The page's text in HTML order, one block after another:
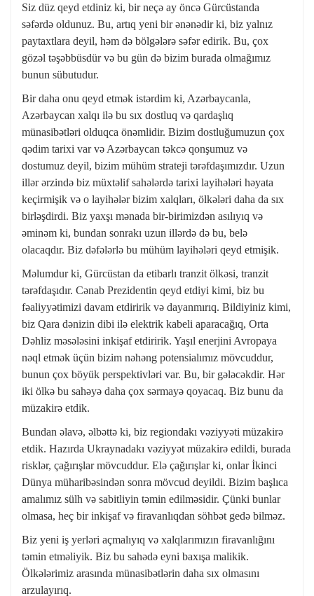
Siz düz qeyd etdiniz ki, bir neçə ay öncə Gürcüstanda
səfərdə oldunuz. Bu, artıq yeni bir ənənədir ki, biz yalnız
paytaxtlara deyil, həm də bölgələrə səfər edirik. Bu, çox
gözəl təşəbbüsdür və bu gün də bizim burada olmağımız
bunun sübutudur.
Bir daha onu qeyd etmək istərdim ki, Azərbaycanla,
Azərbaycan xalqı ilə bu sıx dostluq və qardaşlıq
münasibətləri olduqca önəmlidir. Bizim dostluğumuzun çox
qədim tarixi var və Azərbaycan təkcə qonşumuz və
dostumuz deyil, bizim mühüm strateji tərəfdaşımızdır. Uzun
illər ərzində biz müxtəlif sahələrdə tarixi layihələri həyata
keçirmişik və o layihələr bizim xalqları, ölkələri daha da sıx
birləşdirdi. Biz yaxşı mənada bir-birimizdən asılıyıq və
əminəm ki, bundan sonrakı uzun illərdə də bu, belə
olacaqdır. Biz dəfələrlə bu mühüm layihələri qeyd etmişik.
Məlumdur ki, Gürcüstan da etibarlı tranzit ölkəsi, tranzit
tərəfdaşıdır. Cənab Prezidentin qeyd etdiyi kimi, biz bu
fəaliyyətimizi davam etdiririk və dayanmırıq. Bildiyiniz kimi,
biz Qara dənizin dibi ilə elektrik kabeli aparacağıq, Orta
Dəhliz məsələsini inkişaf etdiririk. Yaşıl enerjini Avropaya
nəql etmək üçün bizim nəhəng potensialımız mövcuddur,
bunun çox böyük perspektivləri var. Bu, bir gələcəkdir. Hər
iki ölkə bu sahəyə daha çox sərmayə qoyacaq. Biz bunu da
müzakirə etdik.
Bundan əlavə, əlbəttə ki, biz regiondakı vəziyyəti müzakirə
etdik. Hazırda Ukraynadakı vəziyyət müzakirə edildi, burada
risklər, çağırışlar mövcuddur. Elə çağırışlar ki, onlar İkinci
Dünya müharibəsindən sonra mövcud deyildi. Bizim başlıca
amalımız sülh və sabitliyin təmin edilməsidir. Çünki bunlar
olmasa, heç bir inkişaf və firavanlıqdan söhbət gedə bilməz.
Biz yeni iş yerləri açmalıyıq və xalqlarımızın firavanlığını
təmin etməliyik. Biz bu sahədə eyni baxışa malikik.
Ölkələrimiz arasında münasibətlərin daha sıx olmasını
arzulayırıq.